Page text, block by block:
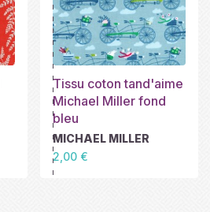
Tissu coton tand'aime
Michael Miller fond
bleu
MICHAEL MILLER
Prix
2,00 €